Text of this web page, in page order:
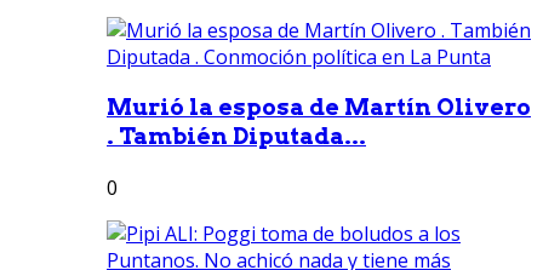
Murió la esposa de Martín Olivero
. También Diputada...
0